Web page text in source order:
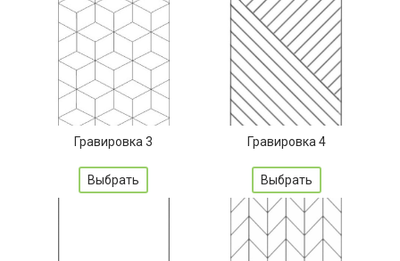
Гравировка 3
Выбрать
Гравировка 4
Выбрать